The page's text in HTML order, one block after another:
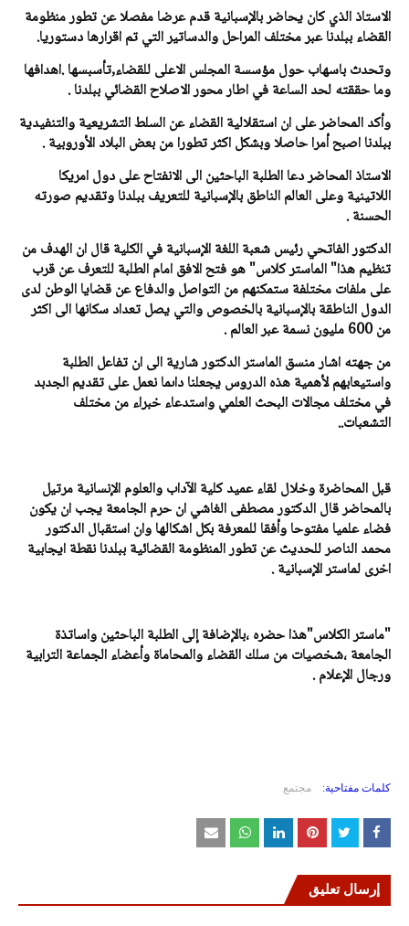
الاستاذ الذي كان يحاضر بالإسبانية قدم عرضا مفصلا عن تطور منظومة
القضاء ببلدنا عبر مختلف المراحل والدساتير التي تم اقرارها دستوريا.
وتحدث باسهاب حول مؤسسة المجلس الاعلى للقضاء,تأسبسها .اهدافها
وما حققته لحد الساعة في اطار محور الاصلاح القضائي ببلدنا .
وأكد المحاضر على ان استقلالية القضاء عن السلط التشريعية والتنفيدية
ببلدنا اصبح أمرا حاصلا وبشكل اكثر تطورا من بعض البلاد الأوروبية .
الاستاذ المحاضر دعا الطلبة الباحثين الى الانفتاح على دول امريكا
اللاتينية وعلى العالم الناطق بالإسبانية للتعريف ببلدنا وتقديم صورته
الحسنة .
الدكتور الفاتحي رئيس شعبة اللغة الإسبانية في الكلية قال ان الهدف من
تنظيم هذا" الماستر كلاس" هو فتح الافق امام الطلبة للتعرف عن قرب
على ملفات مختلفة ستمكنهم من التواصل والدفاع عن قضايا الوطن لدى
الدول الناطقة بالإسبانية بالخصوص والتي يصل تعداد سكانها الى اكثر
من 600 مليون نسمة عبر العالم .
من جهته اشار منسق الماستر الدكتور شارية الى ان تفاعل الطلبة
واستيعابهم لأهمية هذه الدروس يجعلنا داىما نعمل على تقديم الجدبد
في مختلف مجالات البحث العلمي واستدعاء خبراء من مختلف
التشعبات..
قبل المحاضرة وخلال لقاء عميد كلية الآداب والعلوم الإنسانية مرتيل
بالمحاضر قال الدكتور مصطفى الغاشي ان حرم الجامعة يجب ان يكون
فضاء علميا مفتوحا وأفقا للمعرفة بكل اشكالها وان استقبال الدكتور
محمد الناصر للحديث عن تطور المنظومة القضائية ببلدنا نقطة ايجابية
اخرى لماستر الإسبانية .
"ماستر الكلاس"هذا حضره ،بالإضافة إلى الطلبة الباحثين واساتذة
الجامعة ،شخصيات من سلك القضاء والمحاماة وأعضاء الجماعة الترابية
ورجال الإعلام .
كلمات مفتاحية: مجتمع
إرسال تعليق